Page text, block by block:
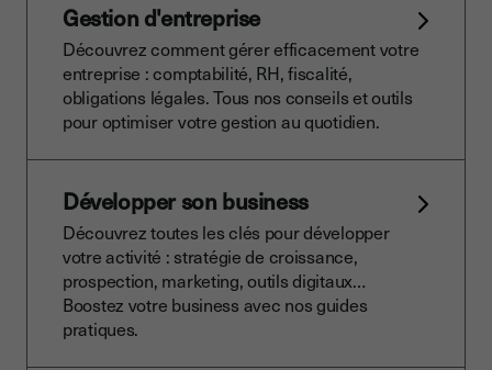
Gestion d'entreprise
Découvrez comment gérer efficacement votre
entreprise : comptabilité, RH, fiscalité,
obligations légales. Tous nos conseils et outils
pour optimiser votre gestion au quotidien.
Développer son business
Découvrez toutes les clés pour développer
votre activité : stratégie de croissance,
prospection, marketing, outils digitaux…
Boostez votre business avec nos guides
pratiques.